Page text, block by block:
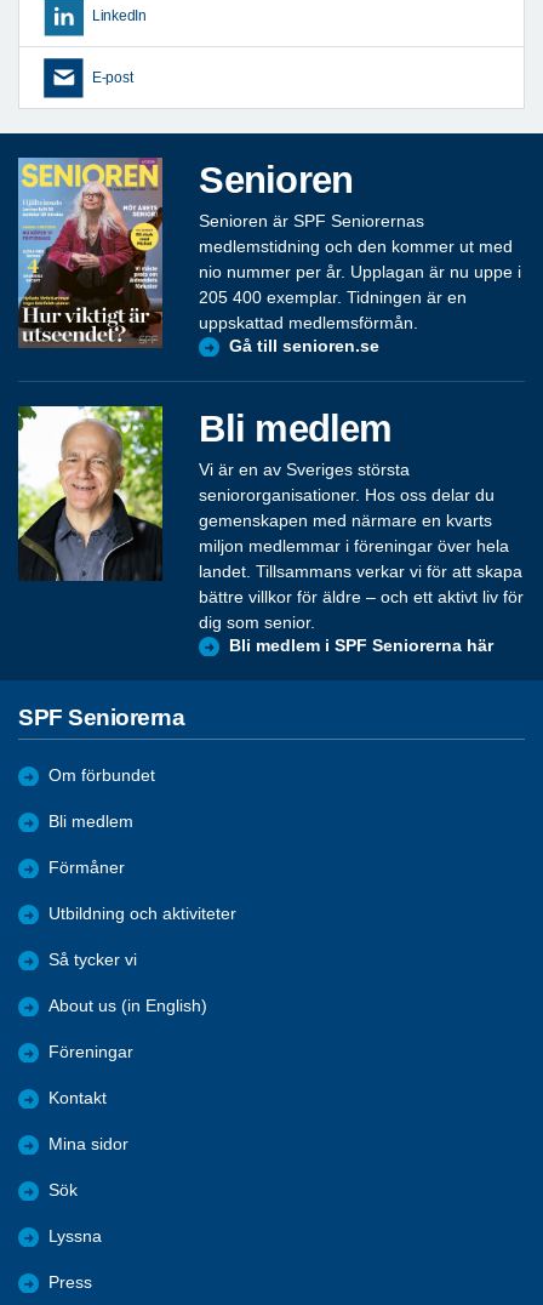
LinkedIn
E-post
Senioren
Senioren är SPF Seniorernas
medlemstidning och den kommer ut med
nio nummer per år. Upplagan är nu uppe i
205 400 exemplar. Tidningen är en
uppskattad medlemsförmån.
Gå till senioren.se
Bli medlem
Vi är en av Sveriges största
seniororganisationer. Hos oss delar du
gemenskapen med närmare en kvarts
miljon medlemmar i föreningar över hela
landet. Tillsammans verkar vi för att skapa
bättre villkor för äldre – och ett aktivt liv för
dig som senior.
Bli medlem i SPF Seniorerna här
SPF Seniorerna
Om förbundet
Bli medlem
Förmåner
Utbildning och aktiviteter
Så tycker vi
About us (in English)
Föreningar
Kontakt
Mina sidor
Sök
Lyssna
Press